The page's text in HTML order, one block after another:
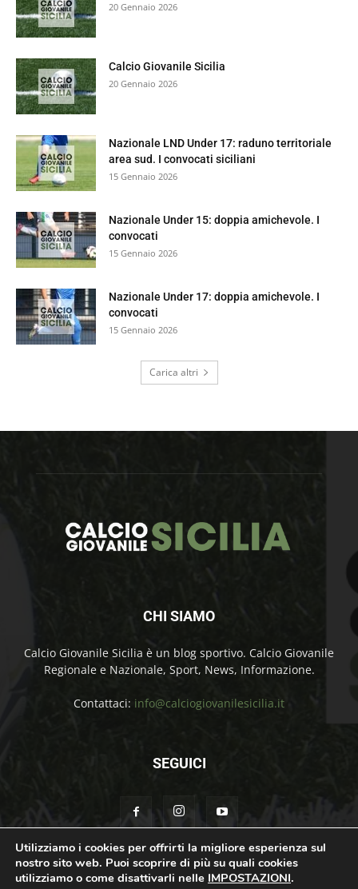
20 Gennaio 2026
Calcio Giovanile Sicilia
20 Gennaio 2026
Nazionale LND Under 17: raduno territoriale
area sud. I convocati siciliani
15 Gennaio 2026
Nazionale Under 15: doppia amichevole. I
convocati
15 Gennaio 2026
Nazionale Under 17: doppia amichevole. I
convocati
15 Gennaio 2026
Carica altri
CHI SIAMO
Calcio Giovanile Sicilia è un blog sportivo. Calcio Giovanile
Regionale e Nazionale, Sport, News, Informazione.
Contattaci: info@calciogiovanilesicilia.it
SEGUICI
Chi Siamo Contatti Cookie Policy Privacy Policy
Utilizziamo i cookies per offrirti la migliore esperienza sul
nostro sito web. Puoi scoprire di più su quali cookies
utilizziamo o come disattivarli nelle IMPOSTAZIONI.